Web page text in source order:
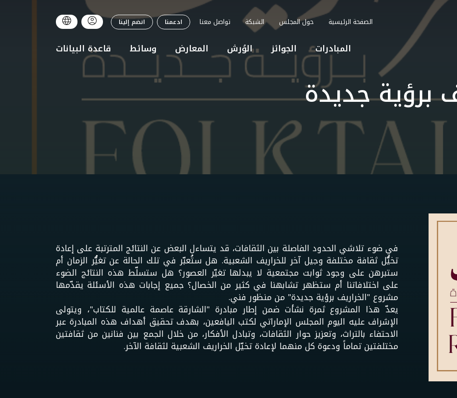
الصفحة الرئيسية حول المجلس الشبكة تواصل معنا ادعمنا انضم إلينا
المبادرات الجوائز الوُرش المعارض وسائط قاعدة البيانات
برؤية جديدة
في ضوء تلاشي الحدود الفاصلة بين الثقافات، قد يتساءل البعض عن النتائج المترتبة على إعادة
تخيُّل ثقافة مختلفة وجيل آخر للخراريف الشعبية. هل ستُعبّر في تلك الحالة عن تغيُّر الزمان أم
ستبرهن على وجود ثوابت مجتمعية لا يبدلها تغيّر العصور؟ هل ستسلّط هذه النتائج الضوء
على اختلافاتنا أم ستظهر تشابهنا في كثير من الخصال؟ جميع إجابات هذه الأسئلة يقدّمها
مشروع "الخراريف برؤية جديدة" من منظور فني.
يعدّ هذا المشروع ثمرة نشأت ضمن إطار مبادرة "الشارقة عاصمة عالمية للكتاب"، ويتولى
الإشراف عليه اليوم المجلس الإماراتي لكتب اليافعين، بهدف تحقيق أهداف هذه المبادرة عبر
الاحتفاء بالتراث، وتعزيز حوار الثقافات، وتبادل الأفكار، من خلال الجمع بين فنانين من ثقافتين
مختلفتين تماماً ودعوة كل منهما لإعادة تخيّل الخراريف الشعبية لثقافة الآخر.